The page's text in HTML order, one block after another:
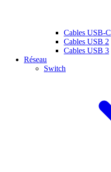
Cables USB-C
Cables USB 2
Cables USB 3
Réseau
Switch